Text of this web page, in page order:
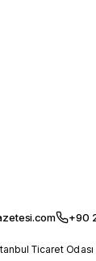
+90
Ticaret Odası